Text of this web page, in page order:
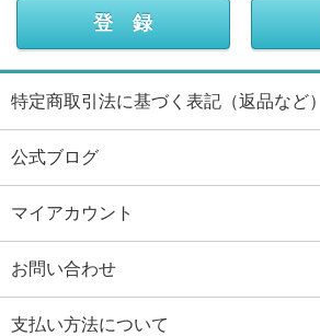
特定商取引法に基づく表記（返品など）
公式ブログ
マイアカウント
お問い合わせ
支払い方法について